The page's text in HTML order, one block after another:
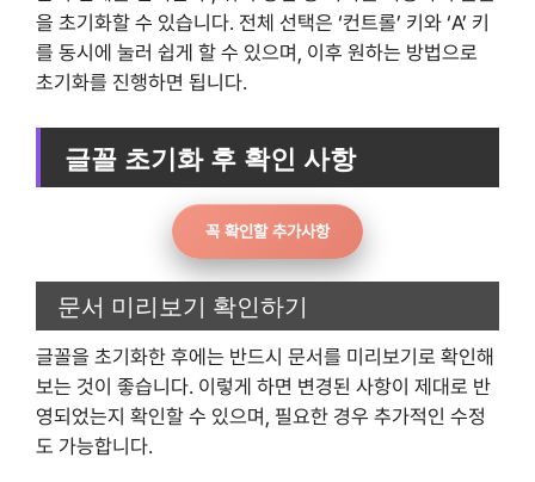
을 초기화할 수 있습니다. 전체 선택은 ‘컨트롤’ 키와 ‘A’ 키
를 동시에 눌러 쉽게 할 수 있으며, 이후 원하는 방법으로
초기화를 진행하면 됩니다.
글꼴 초기화 후 확인 사항
꼭 확인할 추가사항
문서 미리보기 확인하기
글꼴을 초기화한 후에는 반드시 문서를 미리보기로 확인해
보는 것이 좋습니다. 이렇게 하면 변경된 사항이 제대로 반
영되었는지 확인할 수 있으며, 필요한 경우 추가적인 수정
도 가능합니다.